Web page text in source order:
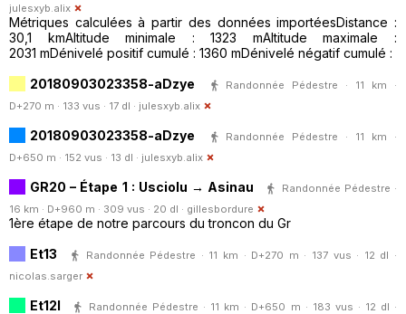
julesxyb.alix
Métriques calculées à partir des données importéesDistance :
30,1 kmAltitude minimale : 1323 mAltitude maximale :
2031 mDénivelé positif cumulé : 1360 mDénivelé négatif cumulé :
20180903023358-aDzye
Randonnée Pédestre · 11 km ·
D+270 m · 133 vus · 17 dl · julesxyb.alix
20180903023358-aDzye
Randonnée Pédestre · 11 km ·
D+650 m · 152 vus · 13 dl · julesxyb.alix
GR20 – Étape 1 : Usciolu → Asinau
Randonnée Pédestre ·
16 km · D+960 m · 309 vus · 20 dl · gillesbordure
1ère étape de notre parcours du troncon du Gr
Et13
Randonnée Pédestre · 11 km · D+270 m · 137 vus · 12 dl ·
nicolas.sarger
Et12l
Randonnée Pédestre · 11 km · D+650 m · 183 vus · 12 dl ·